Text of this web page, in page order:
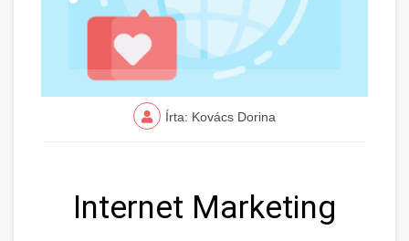
Írta: Kovács Dorina
Internet Marketing